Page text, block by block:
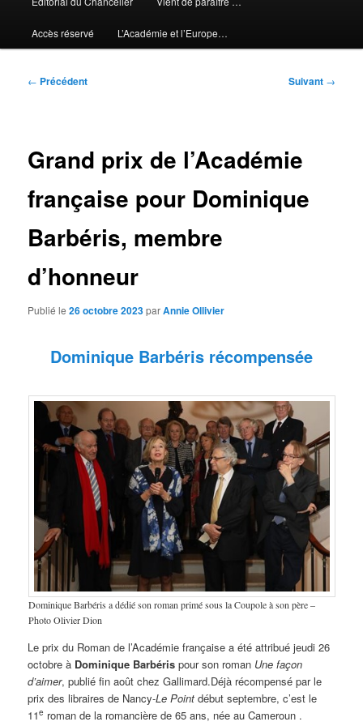
Accès réservé L’Académie et l’Europe…
Navigation
← Précédent Suivant →
Grand prix de l’Académie
française pour Dominique
Barbéris, membre
d’honneur
Publié le26 octobre 2023parAnnie Ollivier
Dominique Barbéris récompensée
Dominique Barbéris a dédié son roman primé sous la Coupole à son père –
Photo Olivier Dion
Le prix du Roman de l’Académie française a été attribué jeudi 26
octobre à Dominique Barbéris pour son roman Une façon
d’aimer, publié fin août chez Gallimard.Déjà récompensé par le
prix des libraires de Nancy-Le Point début septembre, c’est le
11e roman de la romancière de 65 ans, née au Cameroun .